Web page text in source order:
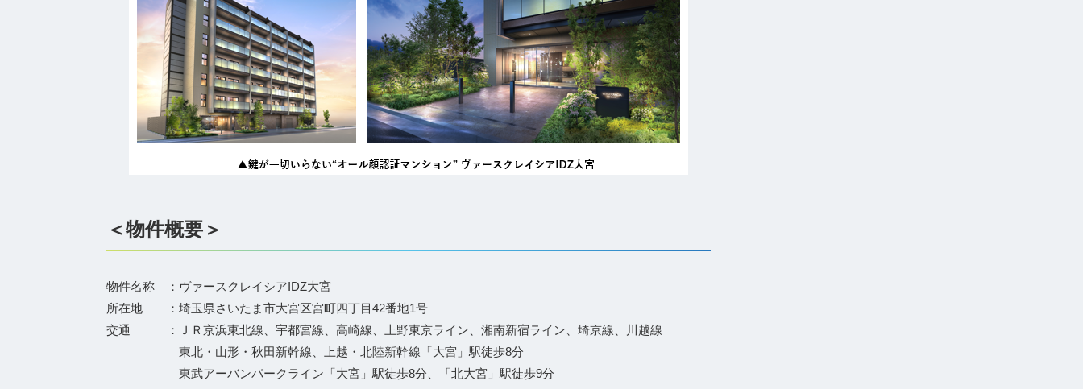
＜物件概要＞
物件名称 ：ヴァースクレイシアIDZ大宮
所在地 ：埼玉県さいたま市大宮区宮町四丁目42番地1号
交通 ：ＪＲ京浜東北線、宇都宮線、高崎線、上野東京ライン、湘南新宿ライン、埼京線、川越線
東北・山形・秋田新幹線、上越・北陸新幹線「大宮」駅徒歩8分
東武アーバンパークライン「大宮」駅徒歩8分、「北大宮」駅徒歩9分